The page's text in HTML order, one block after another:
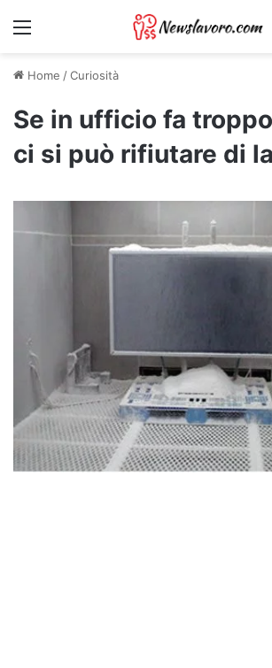
Menu
Home /Curiosità
Se in ufficio fa
ci si può rifiutare di